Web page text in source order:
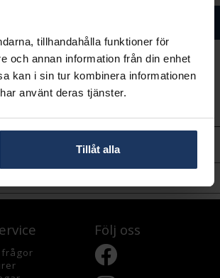
tillhandahålla funktioner för
och annan information från din enhet
kan i sin tur kombinera informationen
använt deras tjänster.
Tillåt alla
vid onlineköp.
frågor
Följ oss